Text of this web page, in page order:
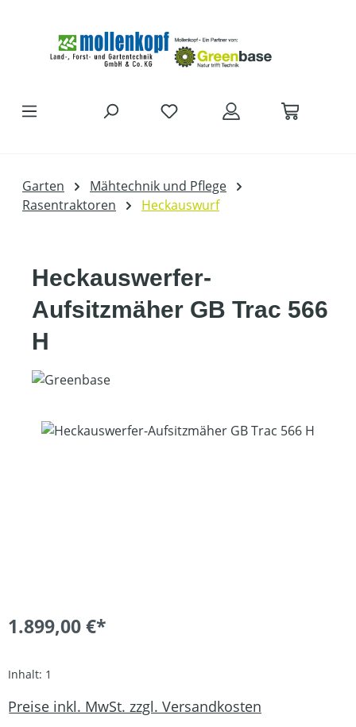
Garten
Mähtechnik und Pflege
Rasentraktoren
Heckauswurf
Heckauswerfer-
Aufsitzmäher GB Trac 566
H
Bildergalerie überspringen
1.899,00 €*
Inhalt: 1
Preise inkl. MwSt. zzgl. Versandkosten